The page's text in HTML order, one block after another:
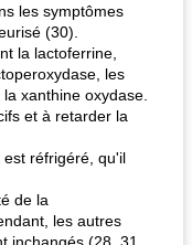
les symptômes
(30).
la lactoferrine,
les
xanthine oxydase.
et à retarder la
réfrigéré, qu'il
de la
les autres